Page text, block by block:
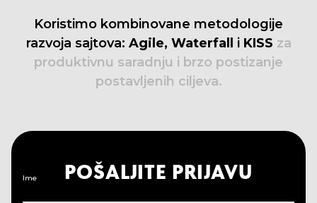
Koristimo kombinovane metodologije
razvoja sajtova: Agile, Waterfall i KISS za
produktivnu saradnju i brzo postizanje
postavljenih ciljeva.
Ime POŠALJITE PRIJAVU